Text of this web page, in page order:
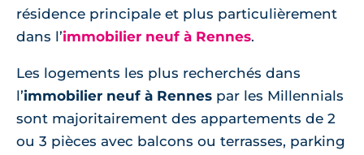
résidence principale et plus particulièrement
dans l’immobilier neuf à Rennes.
Les logements les plus recherchés dans
l’immobilier neuf à Rennes par les Millennials
sont majoritairement des appartements de 2
ou 3 pièces avec balcons ou terrasses, parking